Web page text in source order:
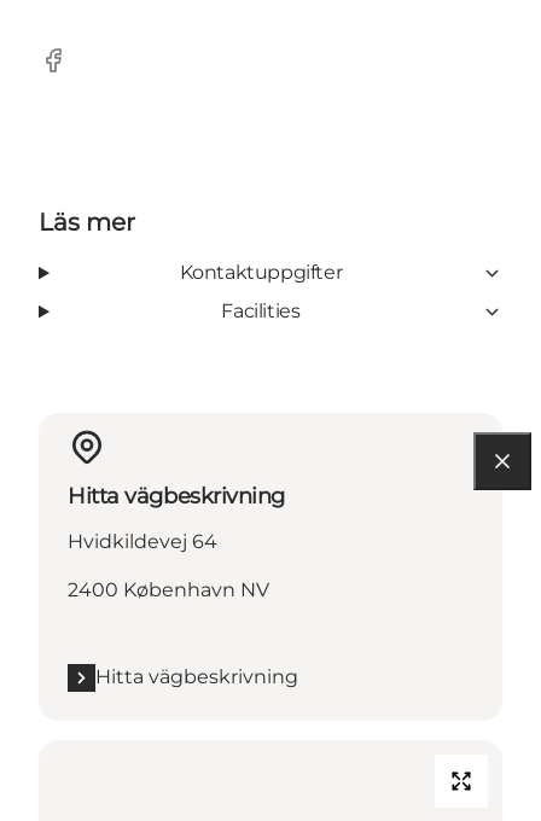
Facebook
Läs mer
Kontaktuppgifter
Facilities
Hitta vägbeskrivning
Hvidkildevej 64
2400 København NV
Hitta vägbeskrivning